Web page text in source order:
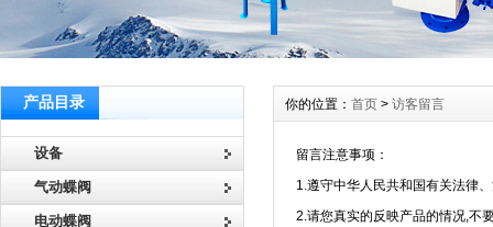
产品目录
设备
气动蝶阀
电动蝶阀
你的位置： 首页 > 访客留言
留言注意事项：
1.遵守中华人民共和国有关法律
2.请您真实的反映产品的情况,不